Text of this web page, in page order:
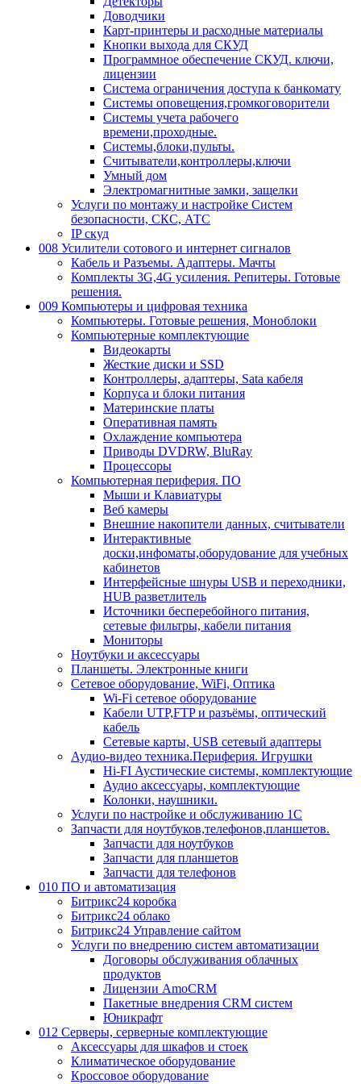
Доводчики
Карт-принтеры и расходные материалы
Кнопки выхода для СКУД
Программное обеспечение СКУД. ключи,
лицензии
Система ограничения доступа к банкомату
Системы оповещения,громкоговорители
Системы учета рабочего
времени,проходные.
Системы,блоки,пульты.
Считыватели,контроллеры,ключи
Умный дом
Электромагнитные замки, защелки
Услуги по монтажу и настройке Систем
безопасности, СКС, АТС
IP скуд
008 Усилители сотового и интернет сигналов
Кабель и Разъемы. Адаптеры. Мачты
Комплекты 3G,4G усиления. Репитеры. Готовые
решения.
009 Компьютеры и цифровая техника
Компьютеры. Готовые решения, Моноблоки
Компьютерные комплектующие
Видеокарты
Жесткие диски и SSD
Контроллеры, адаптеры, Sata кабеля
Корпуса и блоки питания
Материнские платы
Оперативная память
Охлаждение компьютера
Приводы DVDRW, BluRay
Процессоры
Компьютерная периферия. ПО
Мыши и Клавиатуры
Веб камеры
Внешние накопители данных, считыватели
Интерактивные
доски,инфоматы,оборудование для учебных
кабинетов
Интерфейсные шнуры USB и переходники,
HUB разветлитель
Источники бесперебойного питания,
сетевые фильтры, кабели питания
Мониторы
Ноутбуки и аксессуары
Планшеты. Электронные книги
Сетевое оборудование, WiFi, Оптика
Wi-Fi сетевое оборудование
Кабели UTP,FTP и разъёмы, оптический
кабель
Сетевые карты, USB сетевый адаптеры
Аудио-видео техника.Периферия. Игрушки
Hi-FI Аустические системы, комплектующие
Аудио аксессуары, комплектующие
Колонки, наушники.
Услуги по настройке и обслуживанию 1С
Запчасти для ноутбуков,телефонов,планшетов.
Запчасти для ноутбуков
Запчасти для планшетов
Запчасти для телефонов
010 ПО и автоматизация
Битрикс24 коробка
Битрикс24 облако
Битрикс24 Управление сайтом
Услуги по внедрению систем автоматизации
Договоры обслуживания облачных
продуктов
Лицензии AmoCRM
Пакетные внедрения CRM систем
Юникрафт
012 Серверы, серверные комплектующие
Аксессуары для шкафов и стоек
Климатическое оборудование
Кроссовое оборудование